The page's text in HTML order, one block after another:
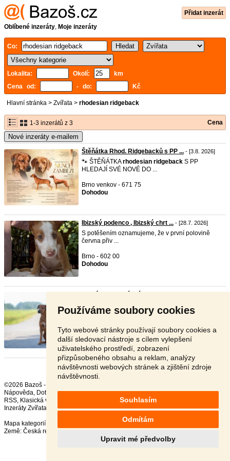
Používáme soubory cookies
Tyto webové stránky používají soubory cookies a
další sledovací nástroje s cílem vylepšení
uživatelského prostředí, zobrazení
přizpůsobeného obsahu a reklam, analýzy
návštěvnosti webových stránek a zjištění zdroje
návštěvnosti.
Souhlasím
Odmítám
Upravit mé předvolby
Přidat inzerát
Oblíbené inzeráty, Moje inzeráty
Co:
Lokalita: Okolí:
km
Cena od:
- do: Kč
Hlavní stránka > Zvířata > rhodesian ridgeback
1-3 inzerátů z 3 Cena
Nové inzeráty e-mailem
Štěňátka Rhod. Ridgebacků s PP ... - [3.8. 2026]
🐾 ŠTĚŇÁTKArhodesian ridgeback S PP
HLEDAJÍ SVÉ NOVÉ DO ...
Brno venkov - 671 75
Dohodou
Ibizský podenco , Ibizský chrt ... - [28.7. 2026]
S potěšením oznamujeme, že v první polovině
června přiv ...
Brno - 602 00
Dohodou
BARNEY rhodesian
HEART DOB: 29. 1. 2020
(CH. GATHII L ...
Šumperk - 789 72
Dohodou
©2026 Bazoš -
Nápověda, Dotazy ,Hodnocení,Kontakt,Reklama,Podmínky,Ochrana údajů,
RSS,
Inzeráty Zvířata celkem:41891, za 24 hodin:2347
Mapa kategorií
Země: Česká republika